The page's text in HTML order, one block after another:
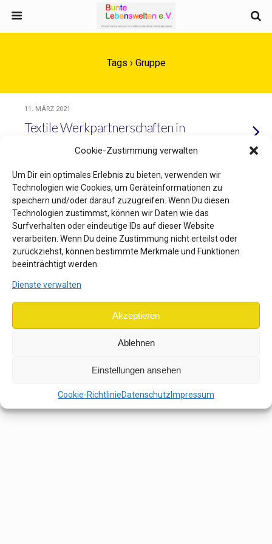
Cookie-Zustimmung verwalten
Um Dir ein optimales Erlebnis zu bieten, verwenden wir
Technologien wie Cookies, um Geräteinformationen zu
speichern und/oder darauf zuzugreifen. Wenn Du diesen
Technologien zustimmst, können wir Daten wie das
Surfverhalten oder eindeutige IDs auf dieser Website
verarbeiten. Wenn Du deine Zustimmung nicht erteilst oder
zurückziehst, können bestimmte Merkmale und Funktionen
beeinträchtigt werden.
Dienste verwalten
Akzeptieren
Ablehnen
Einstellungen ansehen
Cookie-RichtlinieDatenschutz Impressum
Tags › Gruppe
11. MÄRZ 2021
Textile Werkpartnerschaften in
der Gemeinde Friedland
22. JANUAR 2021
Facebook Auktion – Endlich Platz,
und das für einen guten Zweck
Mobil Desktop